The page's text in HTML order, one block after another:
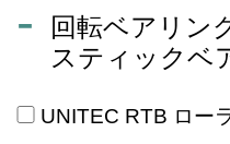
回転ベアリン
スティックベ
UNITEC RTB ロー